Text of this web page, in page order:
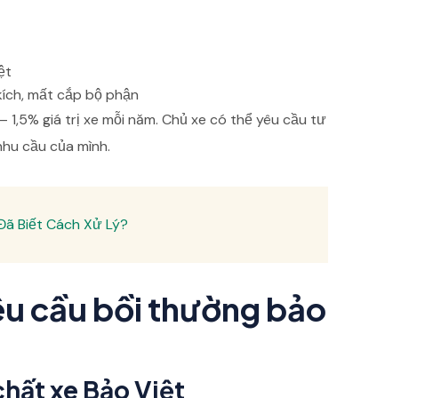
mất cắp bộ phận
giá trị xe mỗi năm. Chủ xe có thể yêu cầu tư
cầu của mình.
Biết Cách Xử Lý?
cầu bồi thường bảo
xe Bảo Việt